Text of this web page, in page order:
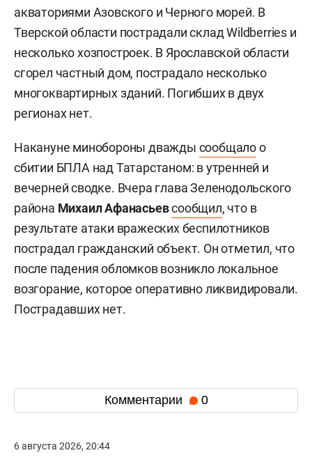
акваториями Азовского и Черного морей. В
Тверской области пострадали склад Wildberries и
несколько хозпостроек. В Ярославской области
сгорел частный дом, пострадало несколько
многоквартирных зданий. Погибших в двух
регионах нет.
Накануне минобороны дважды сообщалоо
сбитии БПЛА над Татарстаном: в утренней и
вечерней сводке. Вчера глава Зеленодольского
района Михаил Афанасьевсообщил, что в
результате атаки вражеских беспилотников
пострадал гражданский объект. Он отметил, что
после падения обломков возникло локальное
возгорание, которое оперативно ликвидировали.
Пострадавших нет.
Комментарии 0
6 августа 2026, 20:44